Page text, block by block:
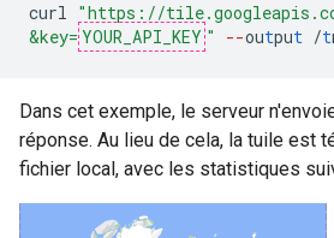
curl "https://
&key= YOUR_API_KEY " --output /t
Dans cet exemple, le serveur
réponse. Au lieu de cela, la tuile est
fichier local, avec les statistiques